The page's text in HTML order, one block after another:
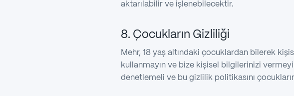
aktarılabilir ve işlenebilecektir.
8. Çocukların Gizliliği
Mehr, 18 yaş altındaki çocuklardan bilerek
kullanmayın ve bize kişisel bilgilerinizi
denetlemeli ve bu gizlilik politikasını